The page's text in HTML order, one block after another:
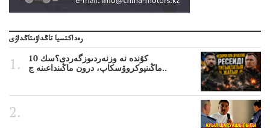
رەداكتسيا تاڭداۋىتاڭداۋى
10 كۇندە نە وزنەردىوزگەردى؟سك
ماڭىنپوكروۆسكاپ، درون ماڭىنداعىنە ج..